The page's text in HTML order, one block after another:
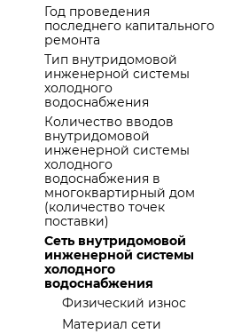
Год проведения
последнего капитального
ремонта
Тип внутридомовой
инженерной системы
холодного
водоснабжения
Количество вводов
внутридомовой
инженерной системы
холодного
водоснабжения в
многоквартирный дом
(количество точек
поставки)
Сеть внутридомовой
инженерной системы
холодного
водоснабжения
Физический износ
Материал сети